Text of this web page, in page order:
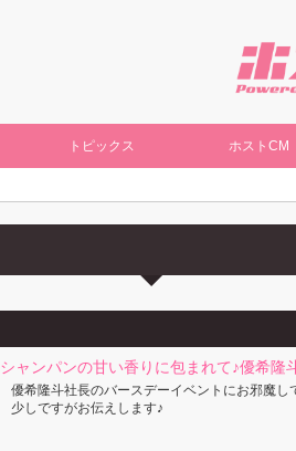
トピックス ホストCM
シャンパンの甘い香りに包まれて♪優希
優希隆斗社長のバースデーイベントにお邪魔
少しですがお伝えします♪